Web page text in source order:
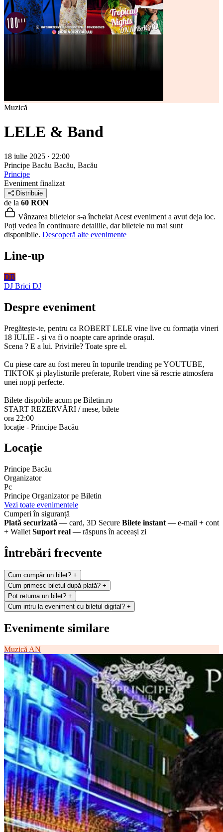
Muzică
LELE & Band
18 iulie 2025 · 22:00
Principe Bacău Bacău, Bacău
Principe
Eveniment finalizat
Distribuie
de la 60 RON
Vânzarea biletelor s-a încheiat Acest eveniment a avut deja loc.
Poți vedea în continuare detaliile, dar biletele nu mai sunt
disponibile. Descoperă alte evenimente
Line-up
DB
DJ Brici DJ
Despre eveniment
Pregătește-te, pentru ca ROBERT LELE vine live cu formația vineri
18 IULIE - și va fi o noapte care aprinde orașul.
Scena ? E a lui. Privirile? Toate spre el.
Cu piese care au fost mereu în topurile trending pe YOUTUBE,
TIKTOK și playlisturile preferate, Robert vine să rescrie atmosfera
unei nopți perfecte.
Bilete dispobile acum pe Biletin.ro
START REZERVĂRI / mese, bilete
ora 22:00
locație - Principe Bacău
Locație
Principe Bacău
Organizator
Pc
Principe Organizator pe Biletin
Vezi toate evenimentele
Cumperi în siguranță
Plată securizată — card, 3D Secure Bilete instant — e-mail + cont
+ Wallet Suport real — răspuns în aceeași zi
Întrebări frecvente
Cum cumpăr un bilet? +
Cum primesc biletul după plată? +
Pot returna un bilet? +
Cum intru la eveniment cu biletul digital? +
Evenimente similare
Muzică AN